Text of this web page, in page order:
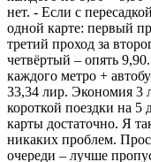
нет. - Если с
одной карте: первый
третий проход за
четвёртый – опять
каждого метро +
33,34 лир. Экономия 3
короткой поездки на 5
карты достаточно. Я
никаких проблем.
очереди – лучше